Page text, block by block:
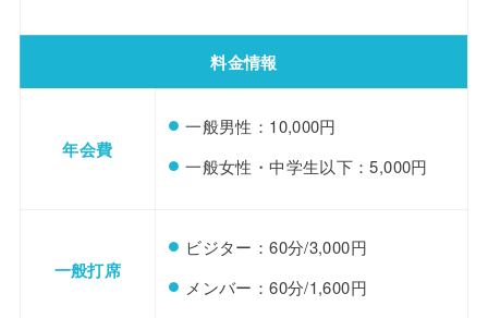
料金情報
年会費
一般男性：10,000円
一般女性・中学生以下：5,000円
一般打席
ビジター：60分/3,000円
メンバー：60分/1,600円